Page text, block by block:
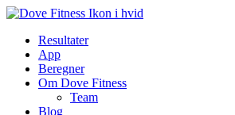
Spring
indholdResultater
App
Beregner
Om Dove Fitness
Team
Blog